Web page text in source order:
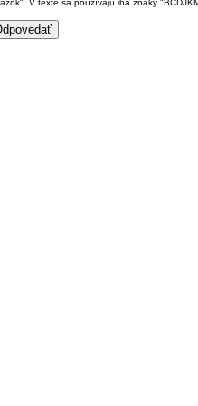
V texte sa používajú iba znaky